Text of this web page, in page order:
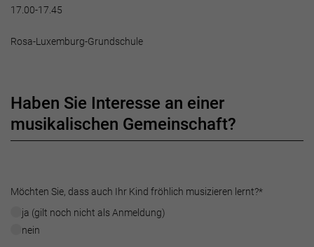
17.00-17.45
Rosa-Luxemburg-Grundschule
Haben Sie Interesse an einer
musikalischen Gemeinschaft?
Möchten Sie, dass auch Ihr Kind fröhlich musizieren lernt?*
ja (gilt noch nicht als Anmeldung)
nein